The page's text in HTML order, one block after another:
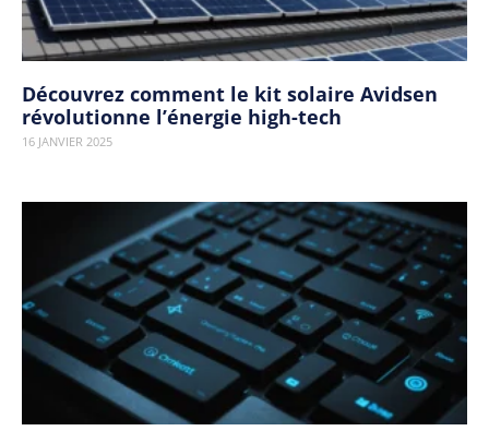
Découvrez comment le kit solaire Avidsen
révolutionne l’énergie high-tech
16 JANVIER 2025